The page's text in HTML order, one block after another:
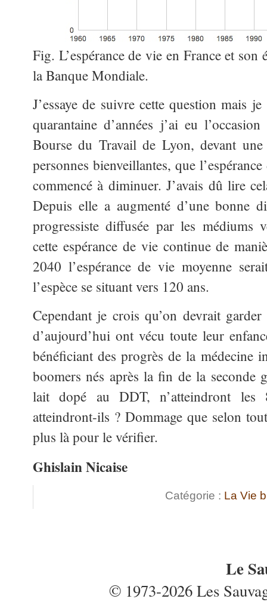
Fig. L’espérance de vie en France et
la Banque Mondiale.
J’essaye de suivre cette question mais
quarantaine d’années j’ai eu
Bourse du Travail de Lyon, devant une
personnes bienveillantes, que
commencé à diminuer. J’avais dû lire
Depuis elle a augmenté d’une bonne
progressiste diffusée par les médiums
cette espérance de vie continue de
2040 l’espérance de vie moyenne
l’espèce se situant vers 120 ans.
Cependant je crois qu’on devrait
d’aujourd’hui ont vécu toute leur
bénéficiant des progrès de la médecine
boomers nés après la fin de la seconde
lait dopé au DDT, n’atteindront les
atteindront-ils ? Dommage que selon
plus là pour le vérifier.
Ghislain Nicaise
Catégorie : La Vie
Le
© 1973-2026 Les